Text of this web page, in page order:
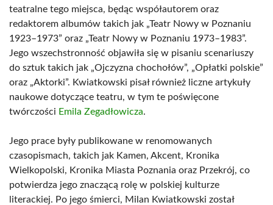
teatralne tego miejsca, będąc współautorem oraz
redaktorem albumów takich jak „Teatr Nowy w Poznaniu
1923–1973” oraz „Teatr Nowy w Poznaniu 1973–1983”.
Jego wszechstronność objawiła się w pisaniu scenariuszy
do sztuk takich jak „Ojczyzna chochołów”, „Opłatki polskie”
oraz „Aktorki”. Kwiatkowski pisał również liczne artykuły
naukowe dotyczące teatru, w tym te poświęcone
twórczości Emila Zegadłowicza.
Jego prace były publikowane w renomowanych
czasopismach, takich jak Kamen, Akcent, Kronika
Wielkopolski, Kronika Miasta Poznania oraz Przekrój, co
potwierdza jego znaczącą rolę w polskiej kulturze
literackiej. Po jego śmierci, Milan Kwiatkowski został